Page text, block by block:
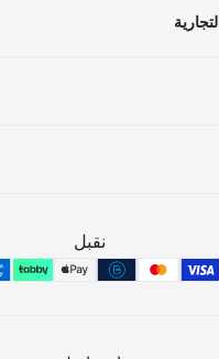
نقبل